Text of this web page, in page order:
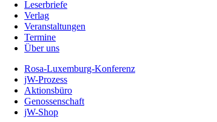
Leserbriefe
Verlag
Veranstaltungen
Termine
Über uns
Rosa-Luxemburg-Konferenz
jW-Prozess
Aktionsbüro
Genossenschaft
jW-Shop